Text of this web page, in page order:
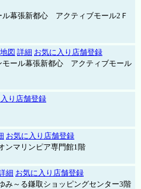
幕張新都心 アクティブモール2Ｆ
地図 詳細 お気に入り店舗登録
モール幕張新都心 アクティブモール
り店舗登録
お気に入り店舗登録
ンマリンピア専門館1階
細 お気に入り店舗登録
み～る鎌取ショッピングセンター3階